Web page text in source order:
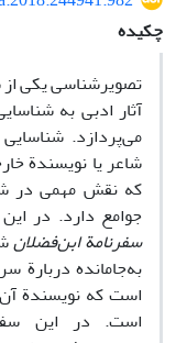
چکیده
تصویرشناسی یکی
آثار ادبی به
می‌پردازد.
شاعر یا نویسندة
که نقش مهمی در
جوامع دارد. در این
سفرنامة ابن‌فضلان
به‌جامانده دربارة
است که نویسندة
است. در این